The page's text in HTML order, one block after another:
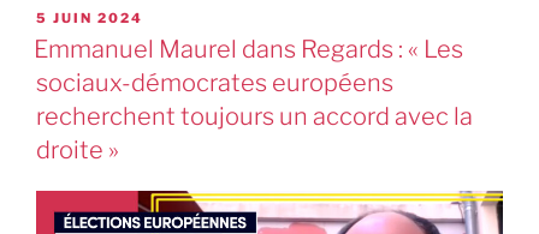
5 JUIN 2024
Emmanuel Maurel dans Regards : « Les
sociaux-démocrates européens
recherchent toujours un accord avec la
droite »